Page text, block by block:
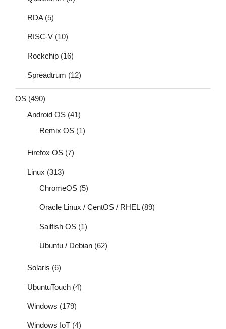
RDA(5)
RISC-V (10)
Rockchip (16)
Spreadtrum (12)
OS (490)
Android OS (41)
Remix OS (1)
Firefox OS (7)
Linux (313)
ChromeOS (5)
Oracle Linux / CentOS / RHEL(89)
Sailfish OS (1)
Ubuntu / Debian (62)
Solaris (6)
UbuntuTouch (4)
Windows (179)
Windows IoT (4)